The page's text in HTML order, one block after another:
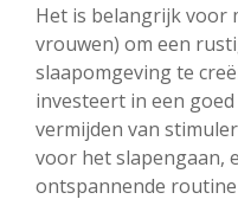
Het is belangrijk voor
vrouwen) om een
slaapomgeving te
investeert in een
vermijden van
voor het slapengaan,
ontspannende